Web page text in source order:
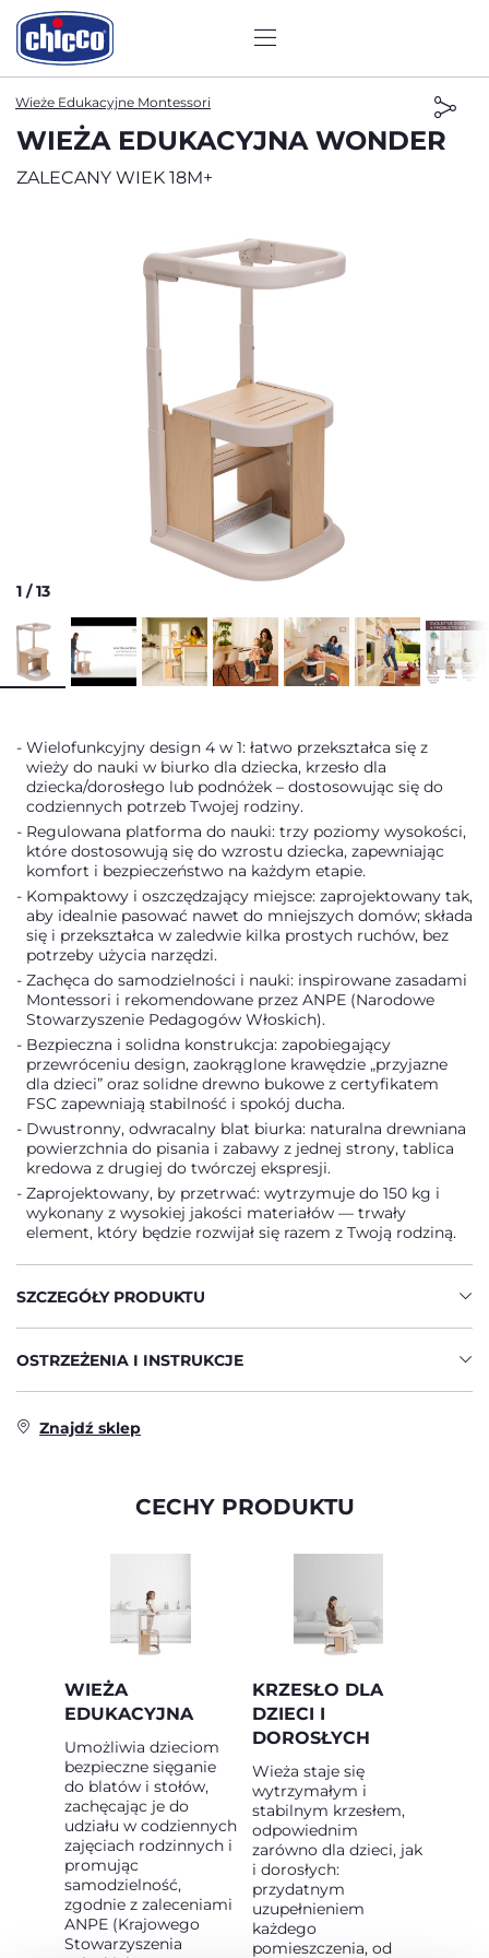
Wieże Edukacyjne Montessori
WIEŻA EDUKACYJNA WONDER
ZALECANY WIEK 18M+
1 /13
Wielofunkcyjny design 4 w 1: łatwo przekształca się z
wieży do nauki w biurko dla dziecka, krzesło dla
dziecka/dorosłego lub podnóżek – dostosowując się do
codziennych potrzeb Twojej rodziny.
Regulowana platforma do nauki: trzy poziomy wysokości,
które dostosowują się do wzrostu dziecka, zapewniając
komfort i bezpieczeństwo na każdym etapie.
Kompaktowy i oszczędzający miejsce: zaprojektowany tak,
aby idealnie pasować nawet do mniejszych domów; składa
się i przekształca w zaledwie kilka prostych ruchów, bez
potrzeby użycia narzędzi.
Zachęca do samodzielności i nauki: inspirowane zasadami
Montessori i rekomendowane przez ANPE (Narodowe
Stowarzyszenie Pedagogów Włoskich).
Bezpieczna i solidna konstrukcja: zapobiegający
przewróceniu design, zaokrąglone krawędzie „przyjazne
dla dzieci” oraz solidne drewno bukowe z certyfikatem
FSC zapewniają stabilność i spokój ducha.
Dwustronny, odwracalny blat biurka: naturalna drewniana
powierzchnia do pisania i zabawy z jednej strony, tablica
kredowa z drugiej do twórczej ekspresji.
Zaprojektowany, by przetrwać: wytrzymuje do 150 kg i
wykonany z wysokiej jakości materiałów — trwały
element, który będzie rozwijał się razem z Twoją rodziną.
SZCZEGÓŁY PRODUKTU
OSTRZEŻENIA I INSTRUKCJE
Znajdź sklep
CECHY PRODUKTU
WIEŻA
EDUKACYJNA
Umożliwia dzieciom
bezpieczne sięganie
do blatów i stołów,
zachęcając je do
udziału w codziennych
zajęciach rodzinnych i
promując
samodzielność,
zgodnie z zaleceniami
ANPE (Krajowego
Stowarzyszenia
KRZESŁO DLA
DZIECI I
DOROSŁYCH
Wieża staje się
wytrzymałym i
stabilnym krzesłem,
odpowiednim
zarówno dla dzieci, jak
i dorosłych:
przydatnym
uzupełnieniem
każdego
pomieszczenia, od